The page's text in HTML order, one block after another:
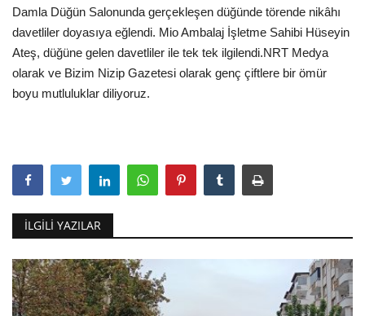
Damla Düğün Salonunda gerçekleşen düğünde törende nikâhı
davetliler doyasıya eğlendi. Mio Ambalaj İşletme Sahibi Hüseyin
Ateş, düğüne gelen davetliler ile tek tek ilgilendi.NRT Medya
olarak ve Bizim Nizip Gazetesi olarak genç çiftlere bir ömür
boyu mutluluklar diliyoruz.
İLGILI YAZILAR